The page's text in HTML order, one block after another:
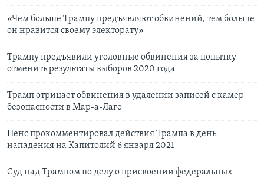
«Чем больше Трампу предъявляют обвинений, тем больше
он нравится своему электорату»
Трампу предъявили уголовные обвинения за попытку
отменить результаты выборов 2020 года
Трамп отрицает обвинения в удалении записей с камер
безопасности в Мар-а-Лаго
Пенс прокомментировал действия Трампа в день
нападения на Капитолий 6 января 2021
Суд над Трампом по делу о присвоении федеральных